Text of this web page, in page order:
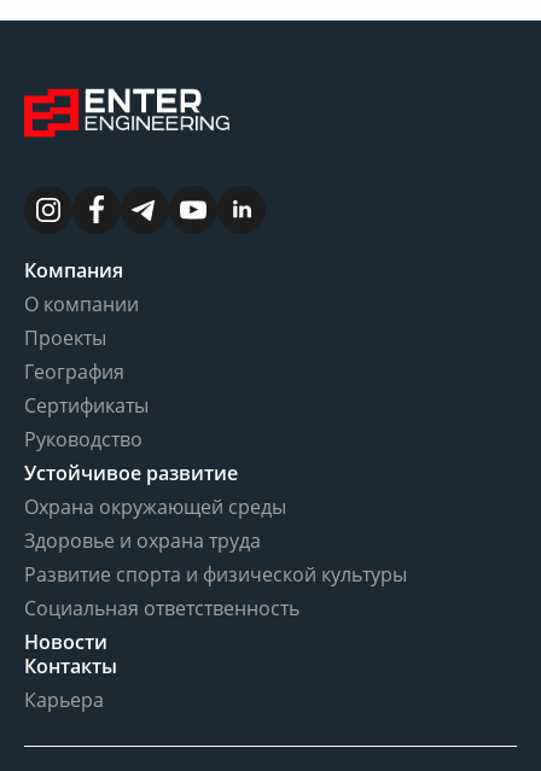
Компания
О компании
Проекты
География
Сертификаты
Руководство
Устойчивое развитие
Охрана окружающей среды
Здоровье и охрана труда
Развитие спорта и физической культуры
Социальная ответственность
Новости
Контакты
Карьера